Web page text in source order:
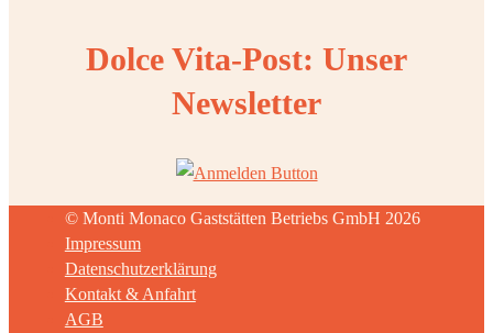
Dolce Vita-Post: Unser
Newsletter
© Monti Monaco Gaststätten Betriebs GmbH 2026
Impressum
Datenschutzerklärung
Kontakt & Anfahrt
AGB